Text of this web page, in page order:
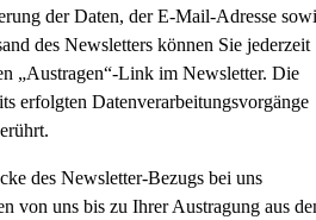
der Daten, der E-Mail-Adresse
des Newsletters können Sie jederzeit
„Austragen“-Link im Newsletter. Die
erfolgten Datenverarbeitungsvorgänge
des Newsletter-Bezugs bei uns
von uns bis zu Ihrer Austragung aus